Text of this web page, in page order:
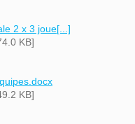
2 x 3 joue[...]
KB]
KB]